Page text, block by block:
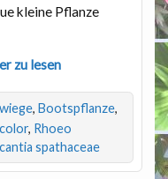
kleine Pflanze
zu lesen
, Bootspflanze,
, Rhoeo
spathaceae